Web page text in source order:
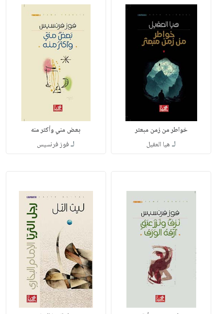
خواطر من زمن مبعثر
لـ هيا العقيل
بعض مني وأكثر منه
لـفوز فرنسيس